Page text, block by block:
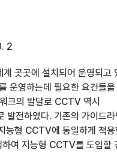
2
곳곳에 설치되어 운영되고
운영하는데 필요한 요건들을
크의 발달로 CCTV 역시
전하였다. 기존의 가이드라
능형 CCTV에 동일하게 적용
여 지능형 CCTV를 도입할